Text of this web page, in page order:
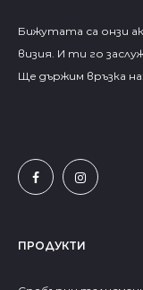
Бижутата са онзи
визия. И ти го
Ще държим връзка на:
ПРОДУКТИ